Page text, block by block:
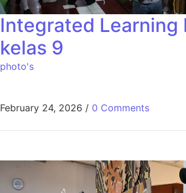
Integrated Learning
kelas 9
photo's
February 24, 2026 / 0 Comments